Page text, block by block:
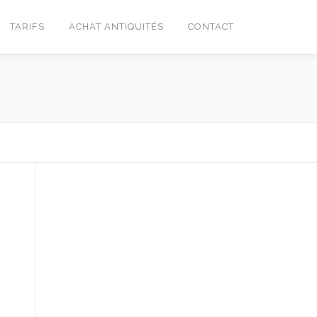
TARIFS ACHAT ANTIQUITÉS CONTACT